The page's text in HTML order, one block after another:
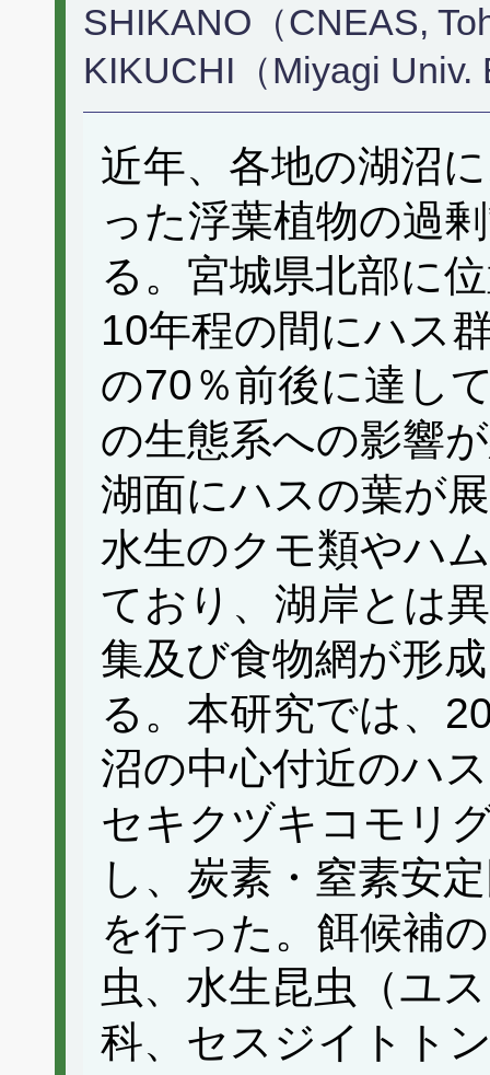
SHIKANO（CNEAS,
KIKUCHI（Miyagi Univ.
近年、各地の湖沼
った浮葉植物の過
る。宮城県北部に
10年程の間にハス
の70％前後に達し
の生態系への影響
湖面にハスの葉が
水生のクモ類やハ
ており、湖岸とは
集及び食物網が形
る。本研究では、
沼の中心付近のハ
セキクヅキコモリ
し、炭素・窒素安
を行った。餌候補
虫、水生昆虫（ユ
科、セスジイトト